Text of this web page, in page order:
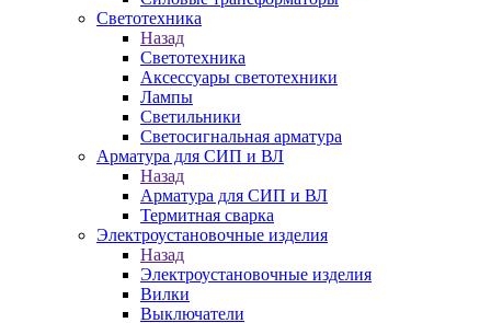
Светотехника
Назад
Светотехника
Аксессуары светотехники
Лампы
Светильники
Светосигнальная арматура
Арматура для СИП и ВЛ
Назад
Арматура для СИП и ВЛ
Термитная сварка
Электроустановочные изделия
Назад
Электроустановочные изделия
Вилки
Выключатели